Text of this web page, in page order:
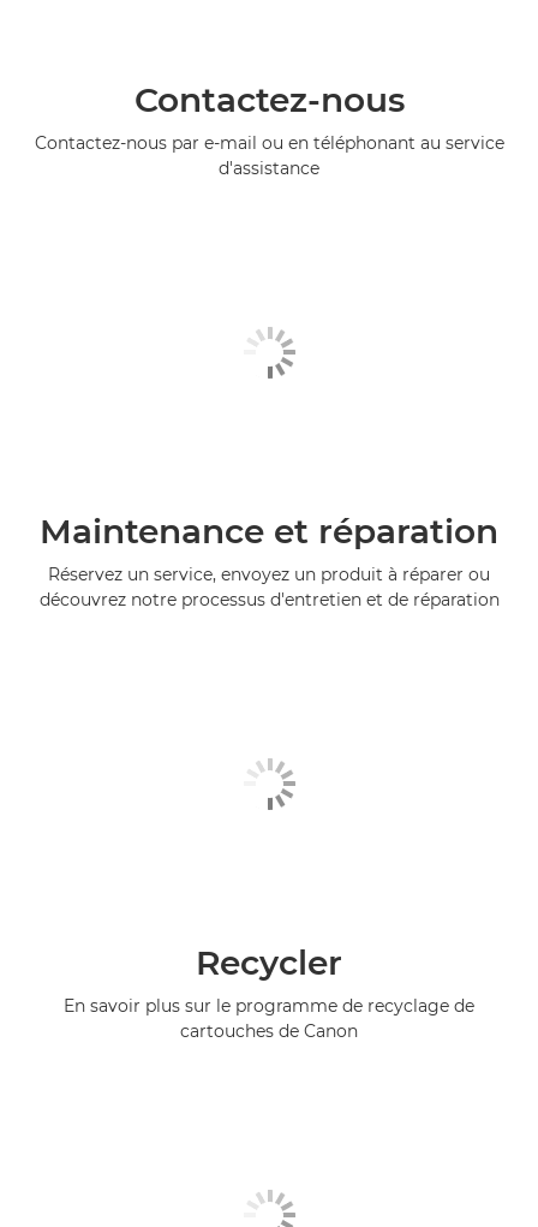
Contactez-nous
Contactez-nous par e-mail ou en téléphonant au service
d'assistance
Maintenance et réparation
Réservez un service, envoyez un produit à réparer ou
découvrez notre processus d'entretien et de réparation
Recycler
En savoir plus sur le programme de recyclage de
cartouches de Canon